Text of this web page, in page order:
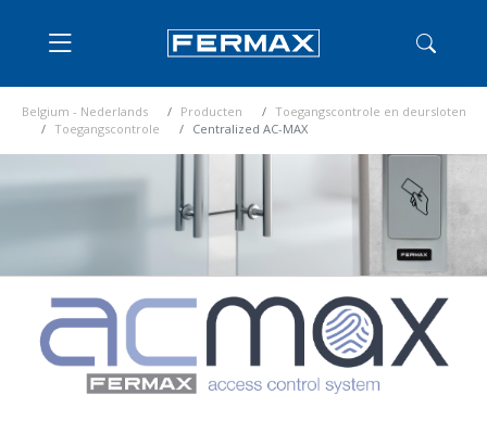
Belgium - Nederlands Producten
Toegangscontrole en deursloten
Toegangscontrole
Centralized AC-MAX